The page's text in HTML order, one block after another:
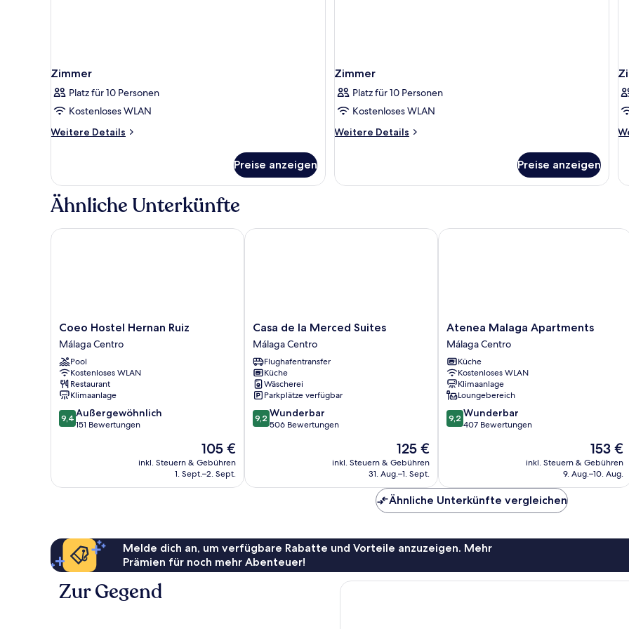
Zimmer
Platz für 10 Personen
Kostenloses WLAN
Weitere Details
Weitere
Preise anzeigen
Zimmer
Platz für 10 Personen
Kostenloses WLAN
Weitere Details
Weitere
Preise anzeigen
Ähnliche Unterkünfte
Coeo
Hostel
Hernan
Ruiz
Málaga
Centro
Coeo Hostel Hernan Ruiz
Málaga Centro
Pool
Kostenloses WLAN
Restaurant
Klimaanlage
9.4
von
9,4 Außergewöhnlich
151 Bewertungen
Der
Preis
beträgt
105 €
inkl. Steuern & Gebühren
1. Sept.–2. Sept.
Coeo Hostel Hernan Ruiz
Casa
de
la
Merced
Suites
Málaga
Centro
Casa de la Merced Suites
Málaga Centro
Flughafentransfer
Küche
Wäscherei
Parkplätze verfügbar
9.2
von
9,2 Wunderbar
506 Bewertungen
Der
Preis
beträgt
125 €
inkl. Steuern & Gebühren
31. Aug.–1. Sept.
Casa de la Merced Suites
Atenea
Malaga
Apartments
Málaga
Centro
Atenea Malaga Apartments
Málaga Centro
Küche
Kostenloses WLAN
Klimaanlage
Loungebereich
9.2
von
9,2 Wunderbar
407 Bewertungen
Der
Preis
beträgt
153 €
inkl. Steuern & Gebühren
9. Aug.–10. Aug.
Atenea Malaga Apartments
Ähnliche Unterkünfte vergleichen
Melde dich an, um verfügbare Rabatte und Vorteile anzuzeigen. Mehr
Prämien für noch mehr Abenteuer!
Zur Gegend